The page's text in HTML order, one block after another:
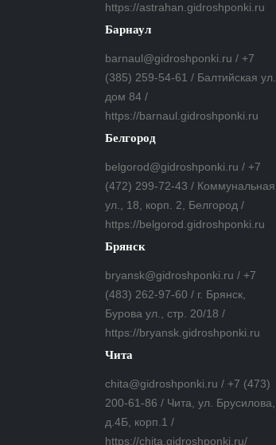
https://astrahan.gidroshponki.ru
Барнаул
barnaul@gidroshponki.ru / +7
(385) 259-54-61 / Балтийская ул.
дом 84 /
https://barnaul.gidroshponki.ru
Белгород
belgorod@gidroshponki.ru / +7
(472) 299-72-43 / Коммунальная
ул., 18, корп. 2, Белгород /
https://belgorod.gidroshponki.ru
Брянск
bryansk@gidroshponki.ru / +7
(483) 262-97-60 / г. Брянск,
Бурова ул., стр. 20/18 /
https://bryansk.gidroshponki.ru
Чита
chita@gidroshponki.ru / +7 (473)
200-61-86 / Чита, ул. Брусилова,
д.4Б, корп.1 /
https://chita.gidroshponki.ru/